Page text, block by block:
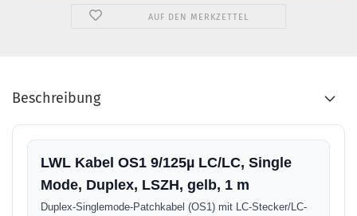
AUF DEN MERKZETTEL
Beschreibung
LWL Kabel OS1 9/125µ LC/LC, Single
Mode, Duplex, LSZH, gelb, 1 m
Duplex-Singlemode-Patchkabel (OS1) mit LC-Stecker/LC-